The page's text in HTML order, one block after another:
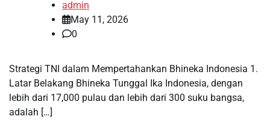
admin
May 11, 2026
0
Strategi TNI dalam Mempertahankan Bhineka Indonesia 1.
Latar Belakang Bhineka Tunggal Ika Indonesia, dengan
lebih dari 17,000 pulau dan lebih dari 300 suku bangsa,
adalah […]